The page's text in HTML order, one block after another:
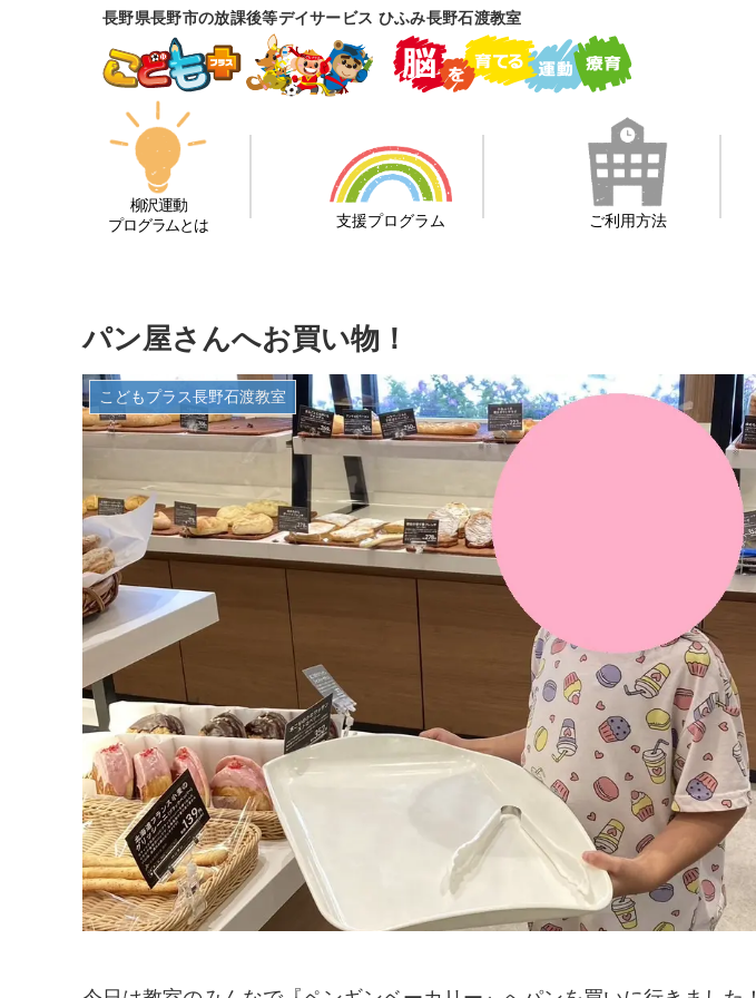
長野県長野市の放課後等デイサービス ひふみ長野石渡教室
柳沢運動
プログラムとは
支援プログラム ご利用方法
パン屋さんへお買い物！
こどもプラス長野石渡教室